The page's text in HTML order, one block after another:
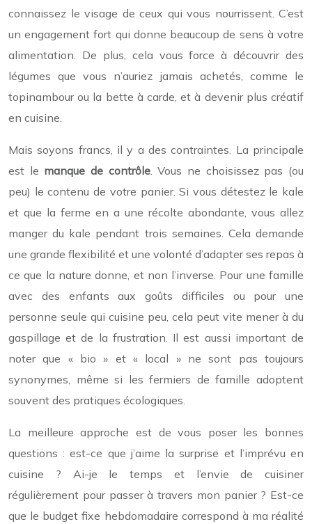
connaissez le visage de ceux qui vous nourrissent. C’est
un engagement fort qui donne beaucoup de sens à votre
alimentation. De plus, cela vous force à découvrir des
légumes que vous n’auriez jamais achetés, comme le
topinambour ou la bette à carde, et à devenir plus créatif
en cuisine.
Mais soyons francs, il y a des contraintes. La principale
est le manque de contrôle. Vous ne choisissez pas (ou
peu) le contenu de votre panier. Si vous détestez le kale
et que la ferme en a une récolte abondante, vous allez
manger du kale pendant trois semaines. Cela demande
une grande flexibilité et une volonté d’adapter ses repas à
ce que la nature donne, et non l’inverse. Pour une famille
avec des enfants aux goûts difficiles ou pour une
personne seule qui cuisine peu, cela peut vite mener à du
gaspillage et de la frustration. Il est aussi important de
noter que « bio » et « local » ne sont pas toujours
synonymes, même si les fermiers de famille adoptent
souvent des pratiques écologiques.
La meilleure approche est de vous poser les bonnes
questions : est-ce que j’aime la surprise et l’imprévu en
cuisine ? Ai-je le temps et l’envie de cuisiner
régulièrement pour passer à travers mon panier ? Est-ce
que le budget fixe hebdomadaire correspond à ma réalité